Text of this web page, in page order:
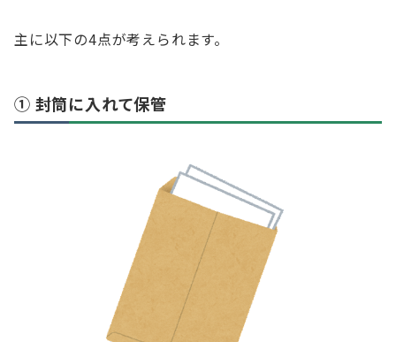
主に以下の4点が考えられます。
① 封筒に入れて保管